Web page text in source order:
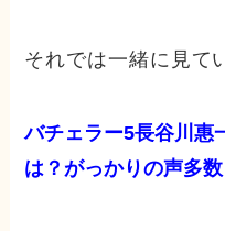
それでは一緒に見て
バチェラー5長谷川惠
は？がっかりの声多